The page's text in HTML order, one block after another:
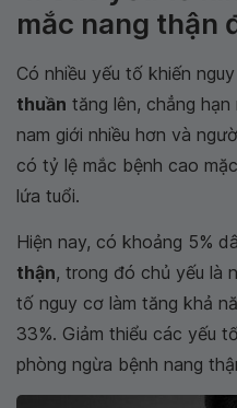
mắc nang thận
Có nhiều yếu tố khiến
thuần tăng lên, chẳng
nam giới nhiều hơn và
có tỷ lệ mắc bệnh cao
lứa tuổi.
Hiện nay, có khoảng 5%
thận, trong đó chủ yếu là
tố nguy cơ làm tăng khả
33%. Giảm thiểu các yếu
phòng ngừa bệnh nang